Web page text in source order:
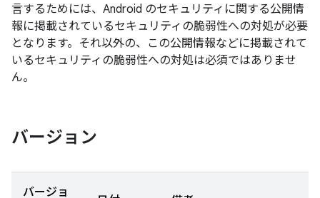
言するためには、Android のセキュリティに関する公開情
報に掲載されているセキュリティの脆弱性への対処が必要
となります。それ以外の、この公開情報などに掲載されて
いるセキュリティの脆弱性への対処は必須ではありませ
ん。
バージョン
バージョ